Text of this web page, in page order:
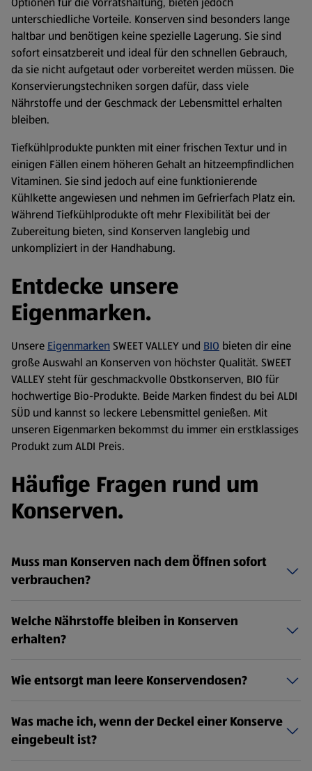
unterschiedliche Vorteile. Konserven sind besonders lange
haltbar und benötigen keine spezielle Lagerung. Sie sind
sofort einsatzbereit und ideal für den schnellen Gebrauch,
da sie nicht aufgetaut oder vorbereitet werden müssen. Die
Konservierungstechniken sorgen dafür, dass viele
Nährstoffe und der Geschmack der Lebensmittel erhalten
bleiben.
Tiefkühlprodukte punkten mit einer frischen Textur und in
einigen Fällen einem höheren Gehalt an hitzeempfindlichen
Vitaminen. Sie sind jedoch auf eine funktionierende
Kühlkette angewiesen und nehmen im Gefrierfach Platz ein.
Während Tiefkühlprodukte oft mehr Flexibilität bei der
Zubereitung bieten, sind Konserven langlebig und
unkompliziert in der Handhabung.
Entdecke unsere
Eigenmarken.
Unsere Eigenmarken SWEET VALLEY und BIO bieten dir eine
große Auswahl an Konserven von höchster Qualität. SWEET
VALLEY steht für geschmackvolle Obstkonserven, BIO für
hochwertige Bio-Produkte. Beide Marken findest du bei ALDI
SÜD und kannst so leckere Lebensmittel genießen. Mit
unseren Eigenmarken bekommst du immer ein erstklassiges
Produkt zum ALDI Preis.
Häufige Fragen rund um
Konserven.
Muss man Konserven nach dem Öffnen sofort
verbrauchen?
Welche Nährstoffe bleiben in Konserven
erhalten?
Wie entsorgt man leere Konservendosen?
Was mache ich, wenn der Deckel einer Konserve
eingebeult ist?